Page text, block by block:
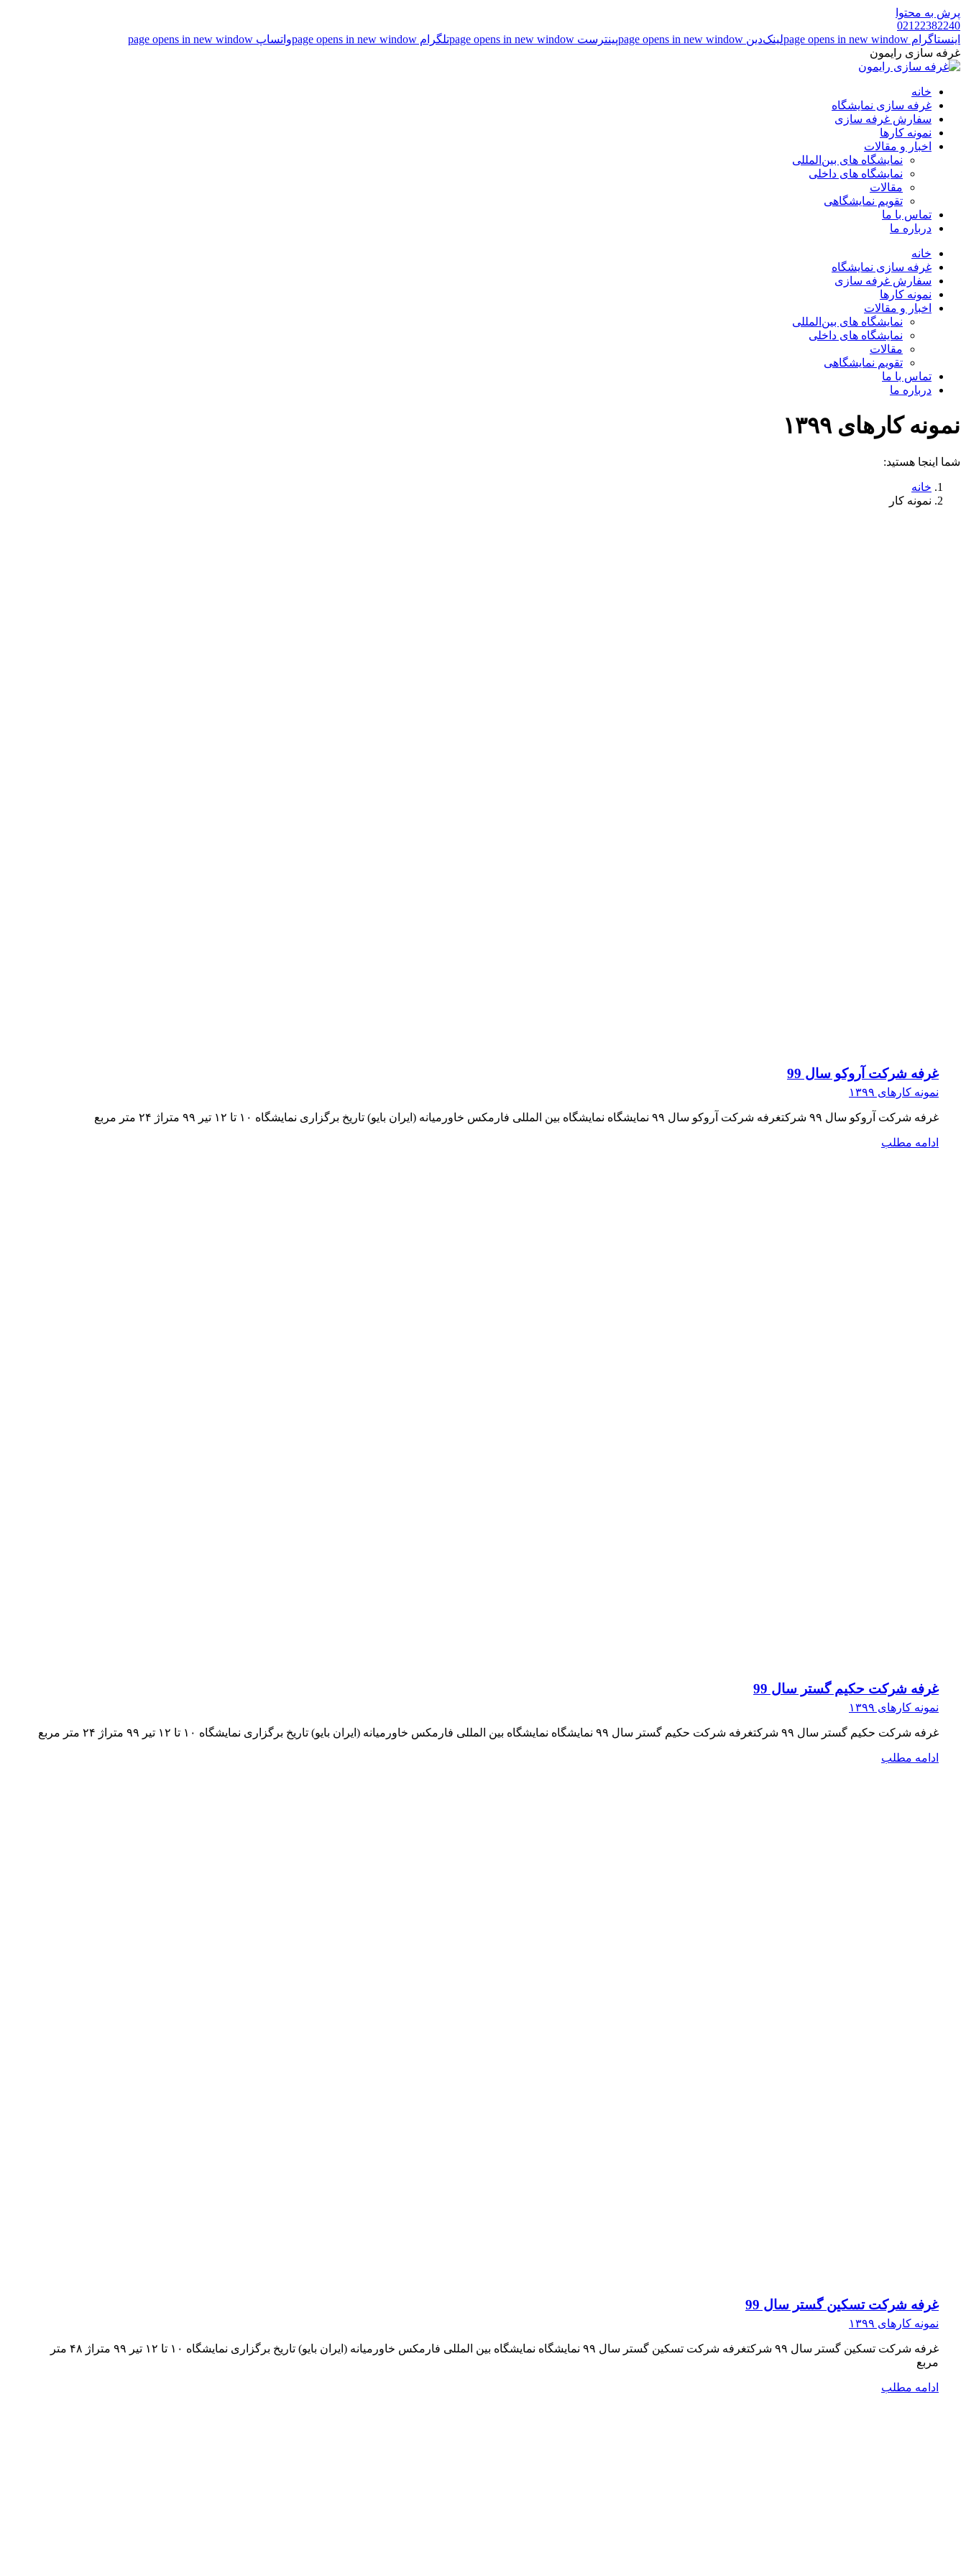
پرش به محتوا
02122382240
اینستاگرام page opens in new window
لینک‌دین page opens in new window پینترست page opens in new window تلگرام page opens in new window
واتساپ page opens in new window
غرفه سازی رایمون
خانه
غرفه سازی نمایشگاه
سفارش غرفه سازی
نمونه کارها
اخبار و مقالات
نمایشگاه های بین‌المللی
نمایشگاه های داخلی
مقالات
تقویم نمایشگاهی
تماس با ما
درباره ما
خانه
غرفه سازی نمایشگاه
سفارش غرفه سازی
نمونه کارها
اخبار و مقالات
نمایشگاه های بین‌المللی
نمایشگاه های داخلی
مقالات
تقویم نمایشگاهی
تماس با ما
درباره ما
نمونه کارهای ۱۳۹۹
شما اینجا هستید:
خانه
نمونه کار
غرفه شرکت آروکو سال 99
نمونه کارهای ۱۳۹۹
غرفه شرکت آروکو سال ۹۹ شرکتغرفه شرکت آروکو سال ۹۹ نمایشگاه نمایشگاه بین المللی فارمکس خاورمیانه (ایران بایو) تاریخ برگزاری نمایشگاه ۱۰ تا ۱۲ تیر ۹۹ متراژ ۲۴ متر مربع
ادامه مطلب
غرفه شرکت حکیم گستر سال 99
نمونه کارهای ۱۳۹۹
غرفه شرکت حکیم گستر سال ۹۹ شرکتغرفه شرکت حکیم گستر سال ۹۹ نمایشگاه نمایشگاه بین المللی فارمکس خاورمیانه (ایران بایو) تاریخ برگزاری نمایشگاه ۱۰ تا ۱۲ تیر ۹۹ متراژ ۲۴ متر مربع
ادامه مطلب
غرفه شرکت تسکین گستر سال 99
نمونه کارهای ۱۳۹۹
غرفه شرکت تسکین گستر سال ۹۹ شرکتغرفه شرکت تسکین گستر سال ۹۹ نمایشگاه نمایشگاه بین المللی فارمکس خاورمیانه (ایران بایو) تاریخ برگزاری نمایشگاه ۱۰ تا ۱۲ تیر ۹۹ متراژ ۴۸ متر
مربع
ادامه مطلب